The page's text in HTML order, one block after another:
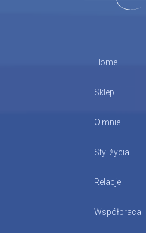
Home
Sklep
O mnie
Styl życia
Relacje
Współpraca